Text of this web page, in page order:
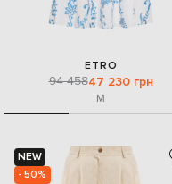
ETRO
94 45847 230 грн
M
NEW
- 50%